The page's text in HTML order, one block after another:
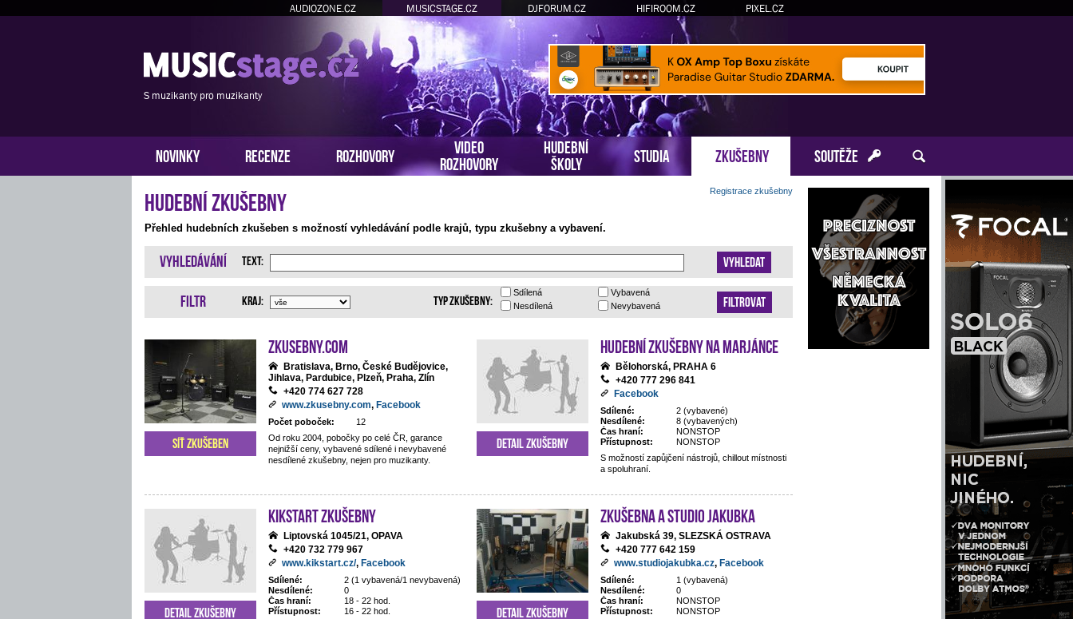
AUDIOZONE.CZ MUSICSTAGE.CZ DJFORUM.CZ HIFIROOM.CZ PIXEL.CZ
S muzikanty pro muzikanty
NOVINKY RECENZE ROZHOVORY
VIDEO
ROZHOVORY
HUDEBNÍ
ŠKOLY
STUDIA ZKUŠEBNY SOUTĚŽE
Hudební zkušebny Registrace zkušebny
Přehled hudebních zkušeben s možností vyhledávání podle krajů, typu zkušebny a vybavení.
Vyhledávání Vyhledat
Text:
Filtr Filtrovat
Kraj:
Vybavená
Nevybavená
Sdílená
Nesdílená
Typ zkušebny:
Zkusebny.com
Bratislava, Brno, České Budějovice,
Jihlava, Pardubice, Plzeň, Praha, Zlín
+420 774 627 728
www.zkusebny.com, Facebook
Počet poboček:
12
Od roku 2004, pobočky po celé ČR, garance
nejnižší ceny, vybavené sdílené i nevybavené
nesdílené zkušebny, nejen pro muzikanty.
Síť zkušeben
Hudební zkušebny Na Marjánce
Bělohorská, PRAHA 6
+420 777 296 841
Facebook
Sdílené:
2 (vybavené)
Nesdílené:
8 (vybavených)
Čas hraní:
NONSTOP
Přístupnost:
NONSTOP
S možností zapůjčení nástrojů, chillout místnosti
a spoluhraní.
Detail zkušebny
Kikstart zkušebny
Liptovská 1045/21, OPAVA
+420 732 779 967
www.kikstart.cz/, Facebook
Sdílené:
2 (1 vybavená/1 nevybavená)
Nesdílené:
0
Čas hraní:
18 - 22 hod.
Přístupnost:
16 - 22 hod.
Detail zkušebny
Zkušebna a studio Jakubka
Jakubská 39, SLEZSKÁ OSTRAVA
+420 777 642 159
www.studiojakubka.cz, Facebook
Sdílené:
1 (vybavená)
Nesdílené:
0
Čas hraní:
NONSTOP
Přístupnost:
NONSTOP
Detail zkušebny